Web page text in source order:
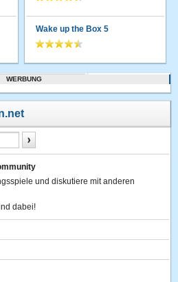
Wake up the Box 5
WERBUNG
und diskutiere mit anderen
dabei!